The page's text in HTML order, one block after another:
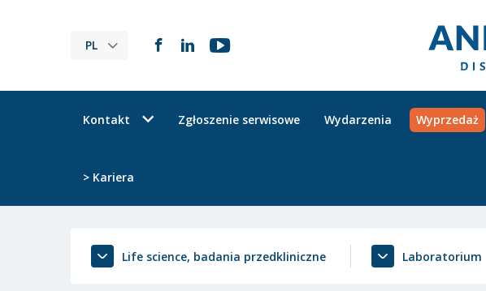
PL
Kontakt Zgłoszenie serwisowe Wydarzenia Wyprzedaż
> Kariera
Life science, badania przedkliniczne Laboratorium